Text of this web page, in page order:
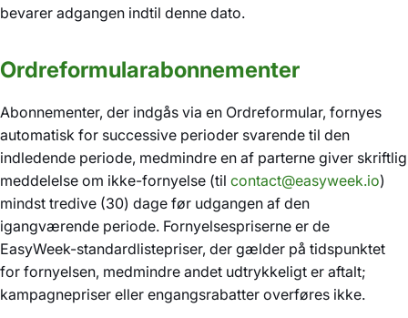
bevarer adgangen indtil denne dato.
Ordreformularabonnementer
Abonnementer, der indgås via en Ordreformular, fornyes
automatisk for successive perioder svarende til den
indledende periode, medmindre en af parterne giver skriftlig
meddelelse om ikke-fornyelse (til contact@easyweek.io)
mindst tredive (30) dage før udgangen af den
igangværende periode. Fornyelsespriserne er de
EasyWeek-standardlistepriser, der gælder på tidspunktet
for fornyelsen, medmindre andet udtrykkeligt er aftalt;
kampagnepriser eller engangsrabatter overføres ikke.